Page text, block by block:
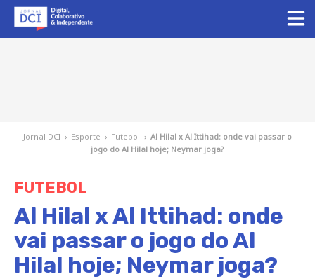
Jornal DCI › Esporte › Futebol › Al Hilal x Al Ittihad: onde vai passar o
jogo do Al Hilal hoje; Neymar joga?
FUTEBOL
Al Hilal x Al Ittihad: onde
vai passar o jogo do Al
Hilal hoje; Neymar joga?